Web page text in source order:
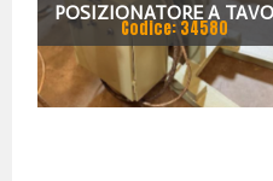
POSIZIONATORE A
OERLIKON N°2
Codice: 34580